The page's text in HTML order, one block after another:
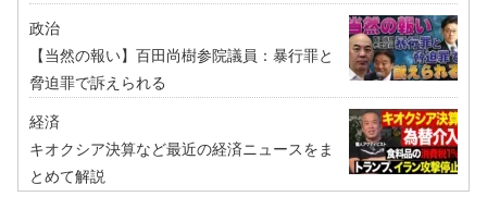
政治
【当然の報い】百田尚樹参院議員：暴行罪と
脅迫罪で訴えられる
経済
キオクシア決算など最近の経済ニュースをま
とめて解説